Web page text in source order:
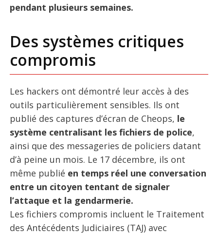
pendant plusieurs semaines.
Des systèmes critiques
compromis
Les hackers ont démontré leur accès à des
outils particulièrement sensibles. Ils ont
publié des captures d’écran de Cheops, le
système centralisant les fichiers de police,
ainsi que des messageries de policiers datant
d’à peine un mois. Le 17 décembre, ils ont
même publié en temps réel une conversation
entre un citoyen tentant de signaler
l’attaque et la gendarmerie.
Les fichiers compromis incluent le Traitement
des Antécédents Judiciaires (TAJ) avec